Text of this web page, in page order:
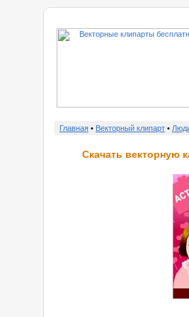
Главная • Векторный клипарт •
Скачать векторную